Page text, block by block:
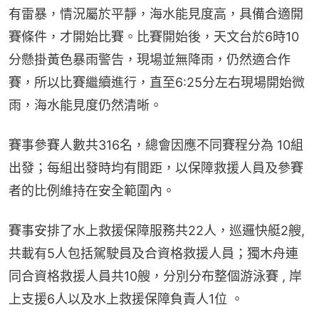
有雷暴，情況屬於平靜，海水能見度高，具備合適開
賽條件，才開始比賽。比賽開始後，天文台於6時10
分懸掛黃色暴雨警告，現場並無降雨，仍然適合作
賽，所以比賽繼續進行，直至6:25分左右現場開始微
雨，海水能見度仍然清晰。
賽事參賽人數共316名，總會因應不同賽程分為 10組
出發；每組出發時均有間距，以保障救援人員及參賽
者的比例維持在安全範圍內。
賽事安排了水上救援保障服務共22人，巡邏快艇2艘,
共載有5人包括駕駛員及合資格救援人員；獨木舟連
同合資格救援人員共10艘，分別分布整個游泳賽 , 岸
上支援6人以及水上救援保障負責人1位 。